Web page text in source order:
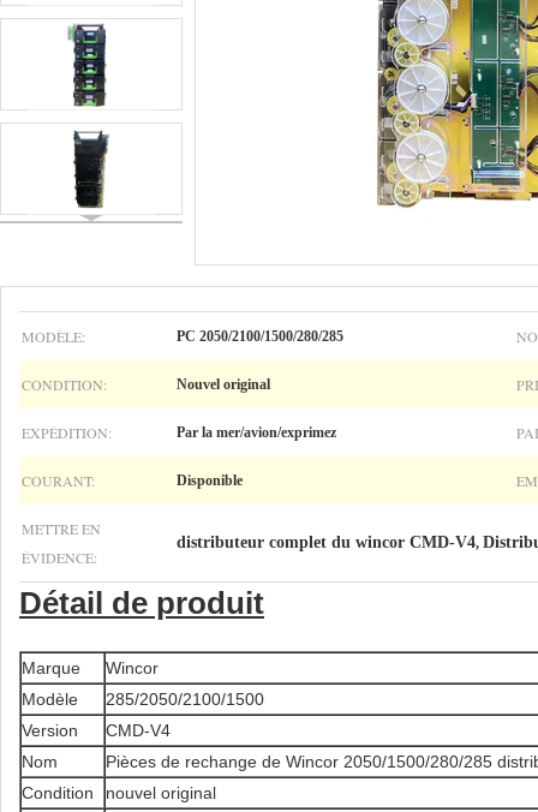
MODÈLE: PC 2050/2100/1500/280/285
CONDITION: Nouvel original
EXPÉDITION: Par la mer/avion/exprimez
COURANT: Disponible
METTRE EN
ÉVIDENCE:
distributeur complet du wincor CMD-V4,
Détail de produit
Marque
Wincor
Modèle
285/2050/2100/1500
Version
CMD-V4
Nom
Pièces de rechange de Wincor 2050/1500/280/285
Condition
nouvel original